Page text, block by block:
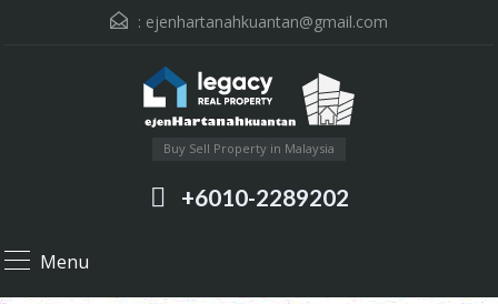
: ejenhartanahkuantan@gmail.com
Buy Sell Property in Malaysia
+6010-2289202
Menu